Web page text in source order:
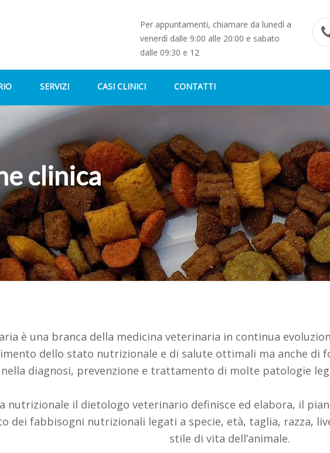
Per appuntamenti, chiamare da lunedì a
venerdì dalle 9:00 alle 20:00 e sabato
dalle 09:30 e 12
SERVIZI CASI CLINICI CONTATTI
clinica
è una branca della medicina veterinaria in continua
dello stato nutrizionale e di salute ottimali ma anche
nella diagnosi, prevenzione e trattamento di molte patologie
nutrizionale il dietologo veterinario definisce ed elabora, il
dei fabbisogni nutrizionali legati a specie, età, taglia, razza,
stile di vita dell’animale.